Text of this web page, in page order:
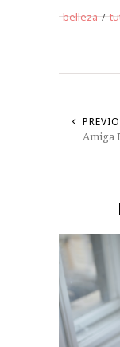
belleza /
Amiga